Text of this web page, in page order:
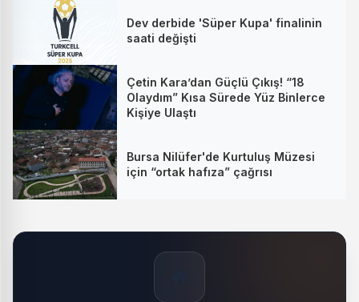
Dev derbide 'Süper Kupa' finalinin
saati değişti
Çetin Kara’dan Güçlü Çıkış! “18
Olaydım” Kısa Sürede Yüz Binlerce
Kişiye Ulaştı
Bursa Nilüfer'de Kurtuluş Müzesi
için “ortak hafıza” çağrısı